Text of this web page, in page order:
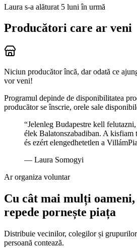
Laura s-a alăturat 5 luni în urmă
Producători care ar veni
Niciun producător încă, dar odată ce
vor veni!
Programul depinde de disponibilitatea
producător se înscrie, orele sale
“Jelenleg Budapestre kell
élek Balatonszabadiban. A kisfiam
és ezért elengedhetetlen a
— Laura Somogyi
Ar organiza voluntar
Cu cât mai mulți
repede pornește piața
Distribuie vecinilor, colegilor și
persoană contează.